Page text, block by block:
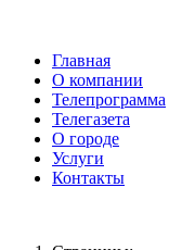
Главная
О компании
Телепрограмма
Телегазета
О городе
Услуги
Контакты